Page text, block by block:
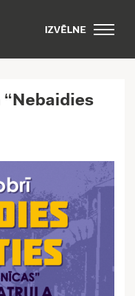
IZVĒLNE